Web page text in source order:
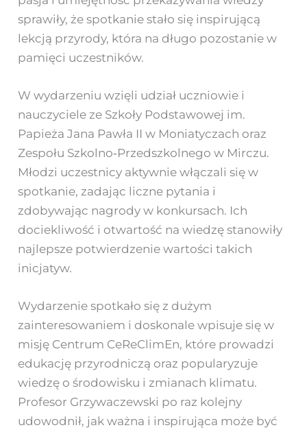
sprawiły, że spotkanie stało się inspirującą
lekcją przyrody, która na długo pozostanie w
pamięci uczestników.
W wydarzeniu wzięli udział uczniowie i
nauczyciele ze Szkoły Podstawowej im.
Papieża Jana Pawła II w Moniatyczach oraz
Zespołu Szkolno‑Przedszkolnego w Mirczu.
Młodzi uczestnicy aktywnie włączali się w
spotkanie, zadając liczne pytania i
zdobywając nagrody w konkursach. Ich
dociekliwość i otwartość na wiedzę stanowiły
najlepsze potwierdzenie wartości takich
inicjatyw.
Wydarzenie spotkało się z dużym
zainteresowaniem i doskonale wpisuje się w
misję Centrum CeReClimEn, które prowadzi
edukację przyrodniczą oraz popularyzuje
wiedzę o środowisku i zmianach klimatu.
Profesor Grzywaczewski po raz kolejny
udowodnił, jak ważna i inspirująca może być